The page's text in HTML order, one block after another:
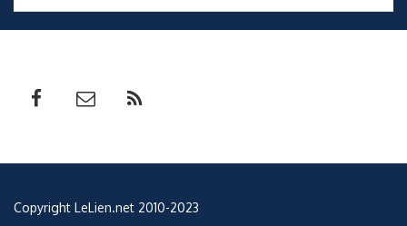
Copyright LeLien.net 2010-2023